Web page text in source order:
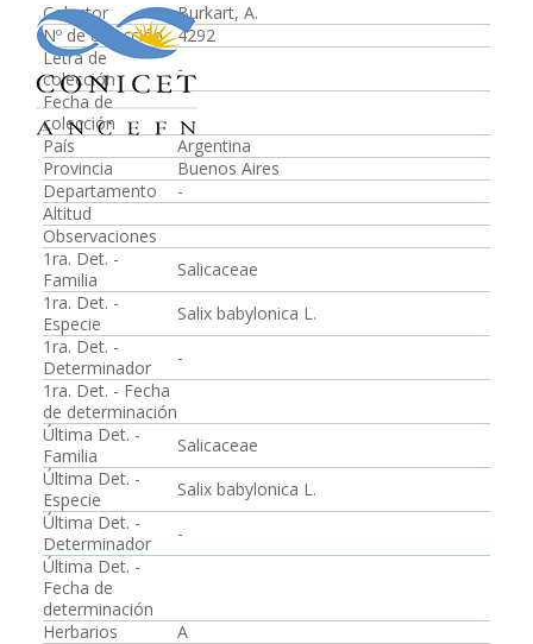
Colector
Burkart, A.
Nº de colección
4292
Letra de
colección
-
Fecha de
colección
País
Argentina
Provincia
Buenos Aires
Departamento
-
Altitud
Observaciones
1ra. Det. -
Familia
Salicaceae
1ra. Det. -
Especie
Salix babylonica L.
1ra. Det. -
Determinador
-
1ra. Det. - Fecha
de determinación
Última Det. -
Familia
Salicaceae
Última Det. -
Especie
Salix babylonica L.
Última Det. -
Determinador
-
Última Det. -
Fecha de
determinación
Herbarios
A